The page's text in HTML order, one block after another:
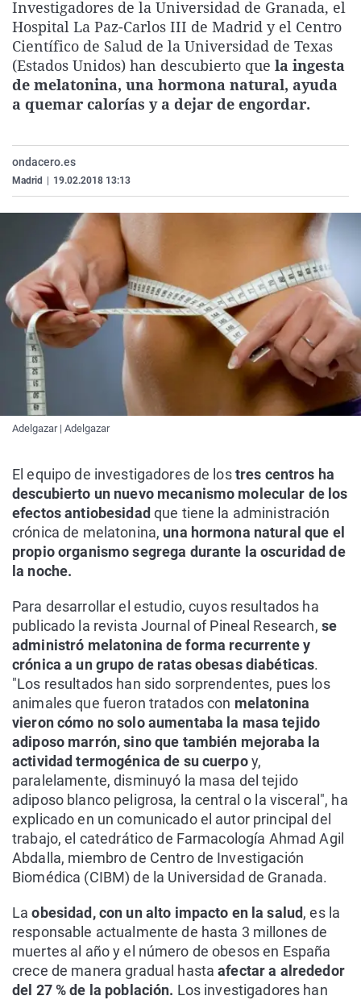
La rosa de los vientos
Gente viajera
Como el perro y el
Caso
Retornados
Equipo de
Operación Viuda
Extremadura
Galicia
La Rioja
Navarra
Virales
Televisión
Elecciones
Investigadores de la Universidad de Granada, el
Hospital La Paz-Carlos III de Madrid y el Centro
Científico de Salud de la Universidad de Texas
(Estados Unidos) han descubierto que la ingesta
de melatonina, una hormona natural, ayuda
a quemar calorías y a dejar de engordar.
ondacero.es
Madrid 19.02.2018 13:13
Adelgazar | Adelgazar
El equipo de investigadores de lostres centros ha
descubierto un nuevo mecanismo molecular de los
efectos antiobesidad que tiene la administración
crónica de melatonina, una hormona natural que el
propio organismo segrega durante la oscuridad de
la noche.
Para desarrollar el estudio, cuyos resultados ha
publicado la revista Journal of Pineal Research, se
administró melatonina de forma recurrente y
crónica a un grupo de ratas obesas diabéticas.
"Los resultados han sido sorprendentes, pues los
animales que fueron tratados con melatonina
vieron cómo no solo aumentaba la masa tejido
adiposo marrón, sino que también mejoraba la
actividad termogénica de su cuerpoy,
paralelamente, disminuyó la masa del tejido
adiposo blanco peligrosa, la central o la visceral", ha
explicado en un comunicado el autor principal del
trabajo, el catedrático de Farmacología Ahmad Agil
Abdalla, miembro de Centro de Investigación
Biomédica (CIBM) de la Universidad de Granada.
Laobesidad, con un alto impacto en la salud, es la
responsable actualmente de hasta 3 millones de
muertes al año y el número de obesos en España
crece de manera gradual hasta afectar a alrededor
del 27 % de la población. Los investigadores han